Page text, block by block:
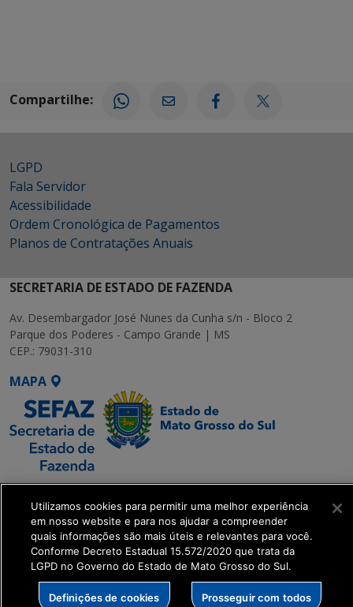
Compartilhe:
LGPD
Fala Servidor
Acessibilidade
Ordem Cronológica de Pagamentos
Planos de Contratações Anuais
SECRETARIA DE ESTADO DE FAZENDA
Av. Desembargador José Nunes da Cunha s/n - Bloco 2
Parque dos Poderes - Campo Grande | MS
CEP.: 79031-310
MAPA
SETDIG | Secretaria-
Executiva de
Transformação Digital
get_footer();
Utilizamos cookies para permitir uma melhor experiência
em nosso website e para nos ajudar a compreender
quais informações são mais úteis e relevantes para você.
Conforme Decreto Estadual 15.572/2020 que trata da
LGPD no Governo do Estado de Mato Grosso do Sul.
Definições de cookies Prosseguir com todos